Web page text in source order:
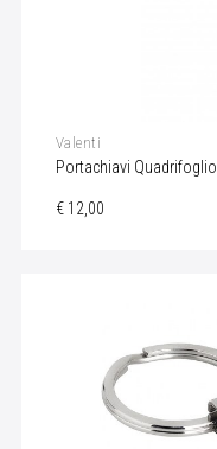
Valenti
Portachiavi Quadrifoglio
€ 12,00